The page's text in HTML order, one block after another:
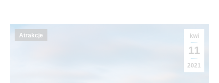
kwi
11
2021
Atrakcje